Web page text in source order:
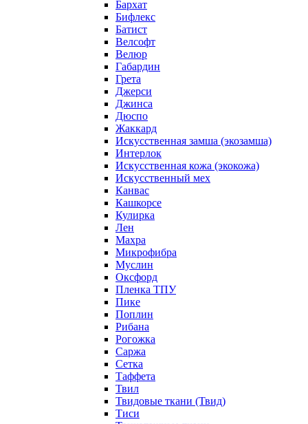
Бархат
Бифлекс
Батист
Велсофт
Велюр
Габардин
Грета
Джерси
Джинса
Дюспо
Жаккард
Искусственная замша (экозамша)
Интерлок
Искусственная кожа (экокожа)
Искусственный мех
Канвас
Кашкорсе
Кулирка
Лен
Махра
Микрофибра
Муслин
Оксфорд
Пленка ТПУ
Пике
Поплин
Рибана
Рогожка
Саржа
Сетка
Таффета
Твил
Твидовые ткани (Твид)
Тиси